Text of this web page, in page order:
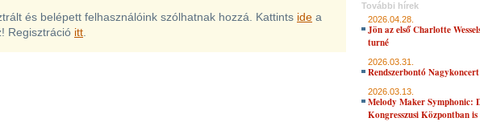
és belépett felhasználóink szólhatnak hozzá. Kattints ide a
Regisztráció itt
További hírek
2026.04.28.
Jön az első Charlotte
turné
2026.03.31.
Rendszerbontó Nagykoncert
2026.03.13.
Melody Maker Symphonic:
Kongresszusi Központban is